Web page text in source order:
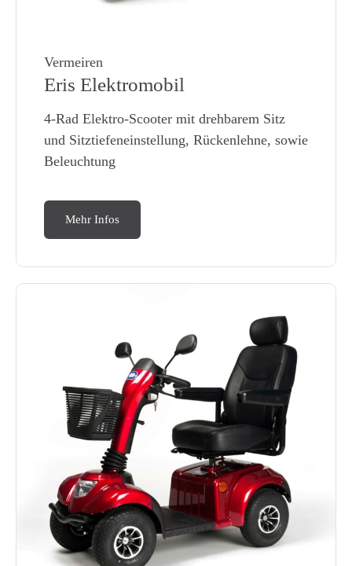
Vermeiren
Eris Elektromobil
4-Rad Elektro-Scooter mit drehbarem Sitz
und Sitztiefeneinstellung, Rückenlehne, sowie
Beleuchtung
Mehr Infos